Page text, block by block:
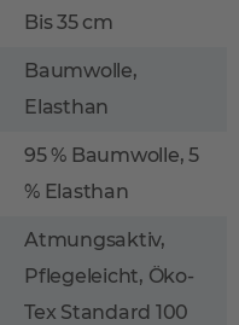
Bis 35 cm
Baumwolle,
Elasthan
95 % Baumwolle, 5
% Elasthan
Atmungsaktiv,
Pflegeleicht, Öko-
Tex Standard 100